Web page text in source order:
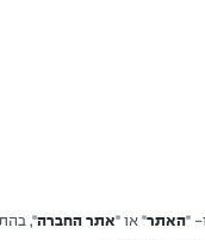
"האתר" או "אתר החברה",